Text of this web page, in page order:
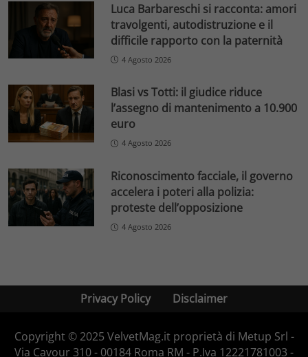
Luca Barbareschi si racconta: amori
travolgenti, autodistruzione e il
difficile rapporto con la paternità
4 Agosto 2026
Blasi vs Totti: il giudice riduce
l’assegno di mantenimento a 10.900
euro
4 Agosto 2026
Riconoscimento facciale, il governo
accelera i poteri alla polizia:
proteste dell’opposizione
4 Agosto 2026
Privacy Policy Disclaimer
Copyright © 2025 VelvetMag.it proprietà di Metup Srl -
Via Cavour 310 - 00184 Roma RM - P.Iva 12221781003 -